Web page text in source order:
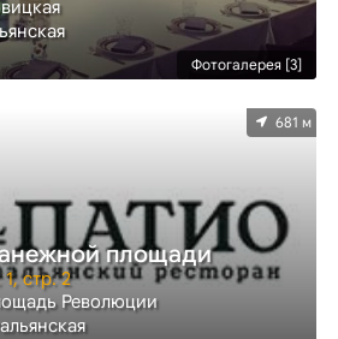
Фотогалерея [3]
681 м
площади
стр. 2
Революции